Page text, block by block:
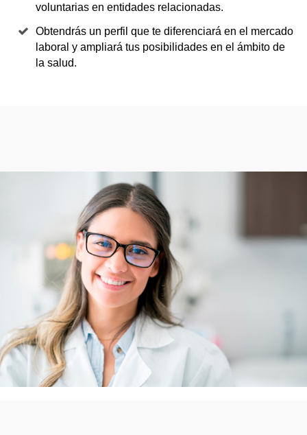
voluntarias en entidades relacionadas.
Obtendrás un perfil que te diferenciará en el mercado
laboral y ampliará tus posibilidades en el ámbito de
la salud.